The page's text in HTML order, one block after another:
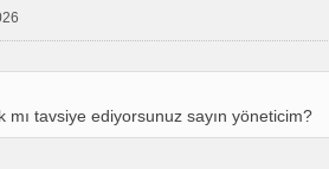
tavsiye ediyorsunuz sayın yöneticim?